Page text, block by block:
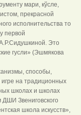
мари, кўсле,
прекрасной
исполнительства то
первой
Это
гусли» (Эшмякова
способы,
на традиционных
школах и школах
ДШИ Звениговского
школа искусств»,